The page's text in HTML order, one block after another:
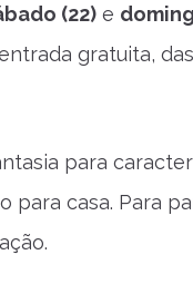
(22) e
gratuita, das
para
para casa. Para